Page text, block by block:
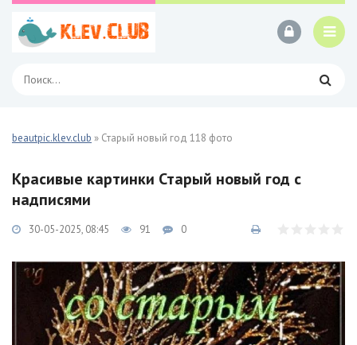
beautpic.klev.club » Старый новый год 118 фото
Красивые картинки Старый новый год с
надписями
30-05-2025, 08:45 91 0